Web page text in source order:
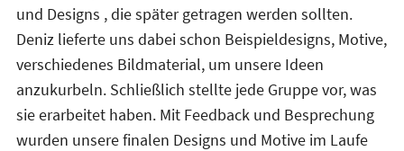
und Designs , die später getragen werden sollten.
Deniz lieferte uns dabei schon Beispieldesigns, Motive,
verschiedenes Bildmaterial, um unsere Ideen
anzukurbeln. Schließlich stellte jede Gruppe vor, was
sie erarbeitet haben. Mit Feedback und Besprechung
wurden unsere finalen Designs und Motive im Laufe